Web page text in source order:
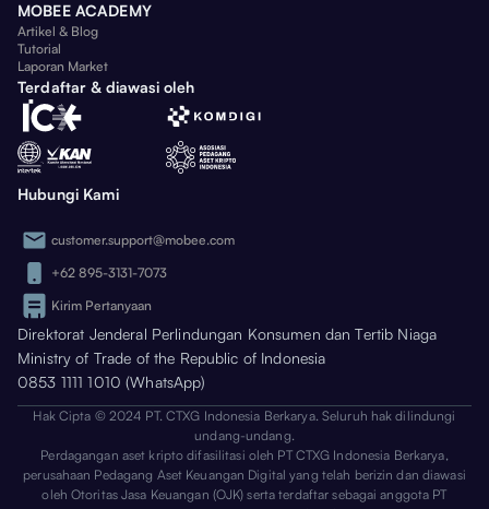
MOBEE ACADEMY
Artikel & Blog
Tutorial
Laporan Market
Terdaftar & diawasi oleh
Hubungi Kami
customer.support@mobee.com
+62 895-3131-7073
Kirim Pertanyaan
Direktorat Jenderal Perlindungan Konsumen dan Tertib Niaga
Ministry of Trade of the Republic of Indonesia
0853 1111 1010 (WhatsApp)
Hak Cipta © 2024 PT. CTXG Indonesia Berkarya. Seluruh hak dilindungi
undang-undang.
Perdagangan aset kripto difasilitasi oleh PT CTXG Indonesia Berkarya,
perusahaan Pedagang Aset Keuangan Digital yang telah berizin dan diawasi
oleh Otoritas Jasa Keuangan (OJK) serta terdaftar sebagai anggota PT